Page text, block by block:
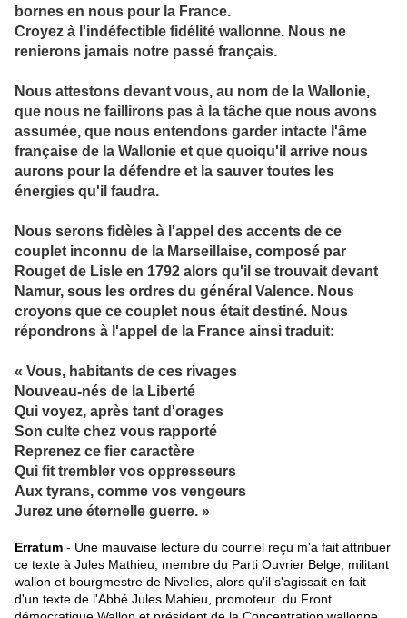
bornes en nous pour la France.
Croyez à l'indéfectible fidélité wallonne. Nous ne
renierons jamais notre passé français.
Nous attestons devant vous, au nom de la Wallonie,
que nous ne faillirons pas à la tâche que nous avons
assumée, que nous entendons garder intacte l'âme
française de la Wallonie et que quoiqu'il arrive nous
aurons pour la défendre et la sauver toutes les
énergies qu'il faudra.
Nous serons fidèles à l'appel des accents de ce
couplet inconnu de la Marseillaise, composé par
Rouget de Lisle en 1792 alors qu'il se trouvait devant
Namur, sous les ordres du général Valence. Nous
croyons que ce couplet nous était destiné. Nous
répondrons à l'appel de la France ainsi traduit:
« Vous, habitants de ces rivages
Nouveau-nés de la Liberté
Qui voyez, après tant d'orages
Son culte chez vous rapporté
Reprenez ce fier caractère
Qui fit trembler vos oppresseurs
Aux tyrans, comme vos vengeurs
Jurez une éternelle guerre. »
Erratum - Une mauvaise lecture du courriel reçu m'a fait attribuer
ce texte à Jules Mathieu,
membre du Parti Ouvrier Belge, militant
wallon et bourgmestre de Nivelles, alors qu'il s'agissait en fait
d'un texte de l'Abbé Jules Mahieu, promoteur du Front